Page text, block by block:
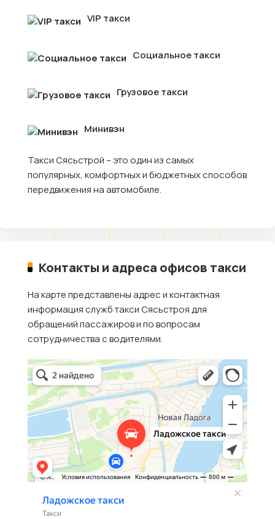
VIP такси
Социальное такси
Грузовое такси
Минивэн
Такси Сясьстрой – это один из самых
популярных, комфортных и бюджетных способов
передвижения на автомобиле.
Контакты и адреса офисов такси
На карте представлены адрес и контактная
информация служб такси Сясьстроя для
обращений пассажиров и по вопросам
сотрудничества с водителями.